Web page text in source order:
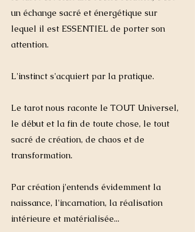
un échange sacré et énergétique sur
lequel il est ESSENTIEL de porter son
attention.
L'instinct s'acquiert par la pratique.
Le tarot nous raconte le TOUT Universel,
le début et la fin de toute chose, le tout
sacré de création, de chaos et de
transformation.
Par création j'entends évidemment la
naissance, l'incarnation, la réalisation
intérieure et matérialisée...